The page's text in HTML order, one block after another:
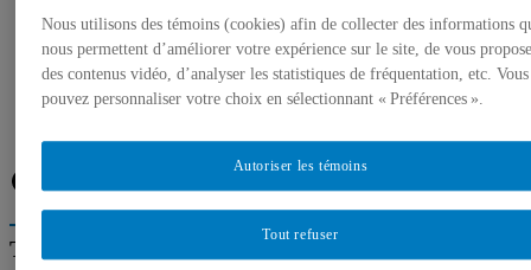
Accueil
Communiqués de presse
Autorisation de tournage
Banque de photos
À propos de l’UQAM
Facebook
Trouver un expert
Nous utilisons des témoins (cookies) afin de collecter des informations
nous permettent d’améliorer votre expérience sur le site, de vous
des contenus vidéo, d’analyser les statistiques de fréquentation, etc. Vous
pouvez personnaliser votre choix en sélectionnant « Préférences ».
Tout refuser
Autoriser les témoins